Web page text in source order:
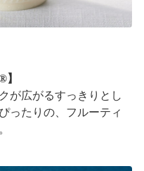
が広がるすっきりとし
ったりの、フルーティ